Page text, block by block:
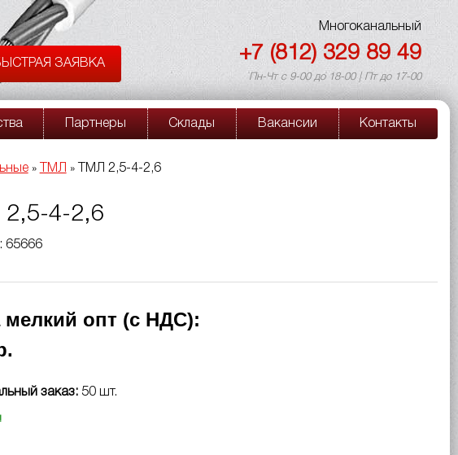
ЗАЯВКА
Многоканальный
+7 (812) 329 89 49
Пн-Чт с 9-00 до 18-00 | Пт до 17-00
Партнеры Склады Вакансии Контакты
» ТМЛ » ТМЛ 2,5-4-2,6
2,5-4-2,6
65666
мелкий опт (с НДС):
заказ: 50 шт.